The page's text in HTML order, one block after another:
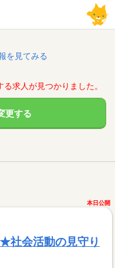
を見てみる
求人が見つかりました。
更する
本日公開
社会活動の見守り